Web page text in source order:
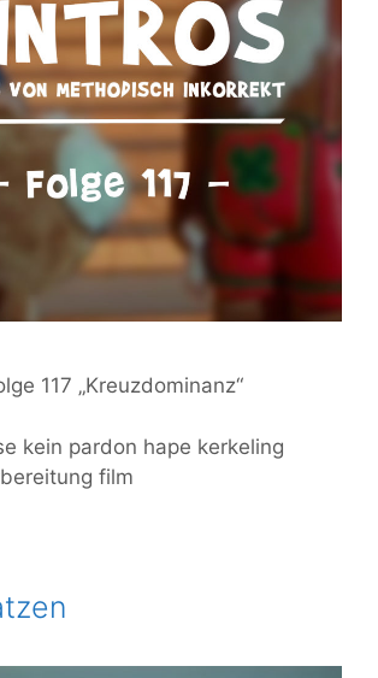
117 „Kreuzdominanz“
kein pardon hape kerkeling
film